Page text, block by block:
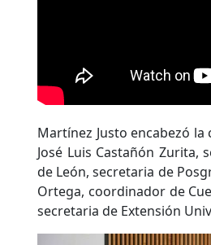
Martínez Justo encabezó
José Luis Castañón
de León, secretaria de
Ortega, coordinador de
secretaria de Extensión